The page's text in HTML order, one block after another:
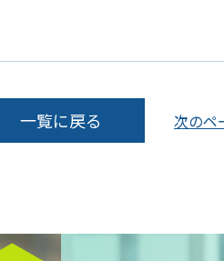
一覧に戻る 次のペ